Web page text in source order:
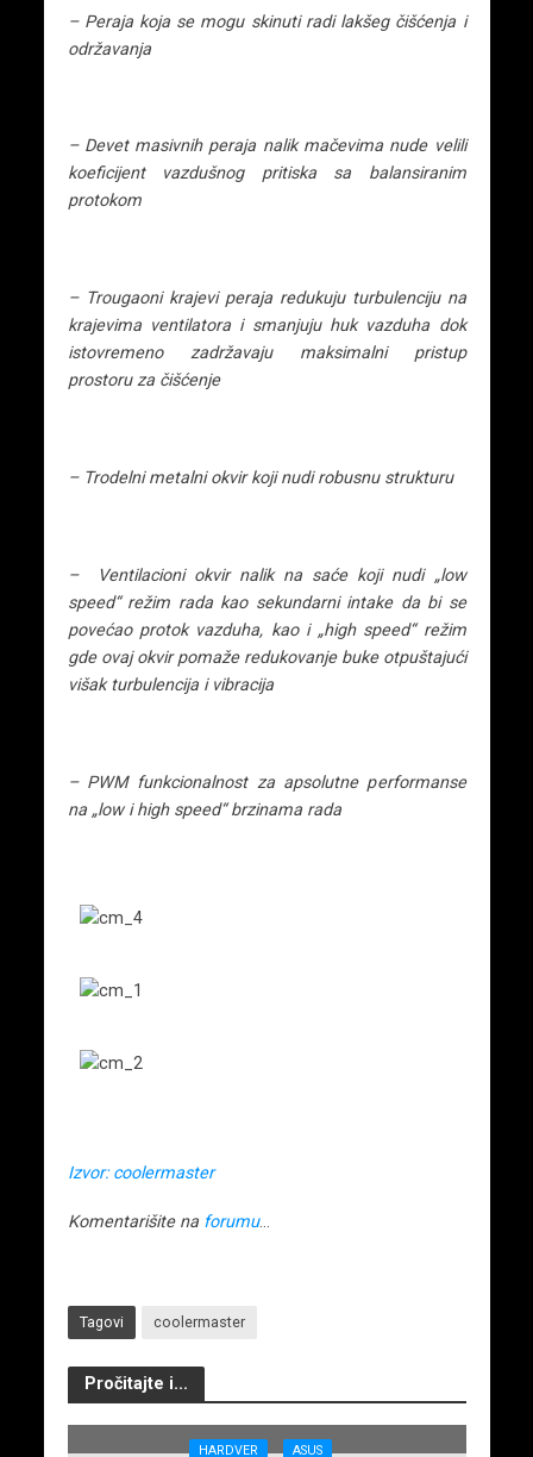
– Peraja koja se mogu skinuti radi lakšeg čišćenja i
održavanja
– Devet masivnih peraja nalik mačevima nude velili
koeficijent vazdušnog pritiska sa balansiranim
protokom
– Trougaoni krajevi peraja redukuju turbulenciju na
krajevima ventilatora i smanjuju huk vazduha dok
istovremeno zadržavaju maksimalni pristup
prostoru za čišćenje
– Trodelni metalni okvir koji nudi robusnu strukturu
– Ventilacioni okvir nalik na saće koji nudi „low
speed“ režim rada kao sekundarni intake da bi se
povećao protok vazduha, kao i „high speed“ režim
gde ovaj okvir pomaže redukovanje buke otpuštajući
višak turbulencija i vibracija
– PWM funkcionalnost za apsolutne performanse
na „low i high speed“ brzinama rada
Izvor: coolermaster
Komentarišite na forumu…
Tagovi coolermaster
Pročitajte i...
HARDVER ASUS